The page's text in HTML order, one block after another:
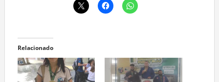
Relacionado